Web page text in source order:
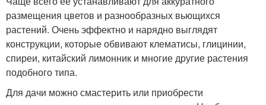
размещения цветов и разнообразных вьющихся
растений. Очень эффектно и нарядно выглядят
конструкции, которые обвивают клематисы, глицинии,
спиреи, китайский лимонник и многие другие растения
подобного типа.
Для дачи можно смастерить или приобрести